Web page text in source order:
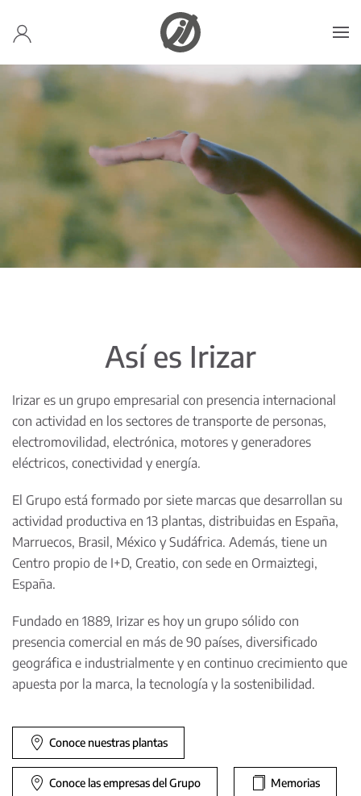
Skip to main content
Así es Irizar
Irizar es un grupo empresarial con presencia internacional
con actividad en los sectores de transporte de personas,
electromovilidad, electrónica, motores y generadores
eléctricos, conectividad y energía.
El Grupo está formado por siete marcas que desarrollan su
actividad productiva en 13 plantas, distribuidas en España,
Marruecos, Brasil, México y Sudáfrica. Además, tiene un
Centro propio de I+D, Creatio, con sede en Ormaiztegi,
España.
Fundado en 1889, Irizar es hoy un grupo sólido con
presencia comercial en más de 90 países, diversificado
geográfica e industrialmente y en continuo crecimiento que
apuesta por la marca, la tecnología y la sostenibilidad.
Conoce nuestras plantas
Conoce las empresas del Grupo Memorias